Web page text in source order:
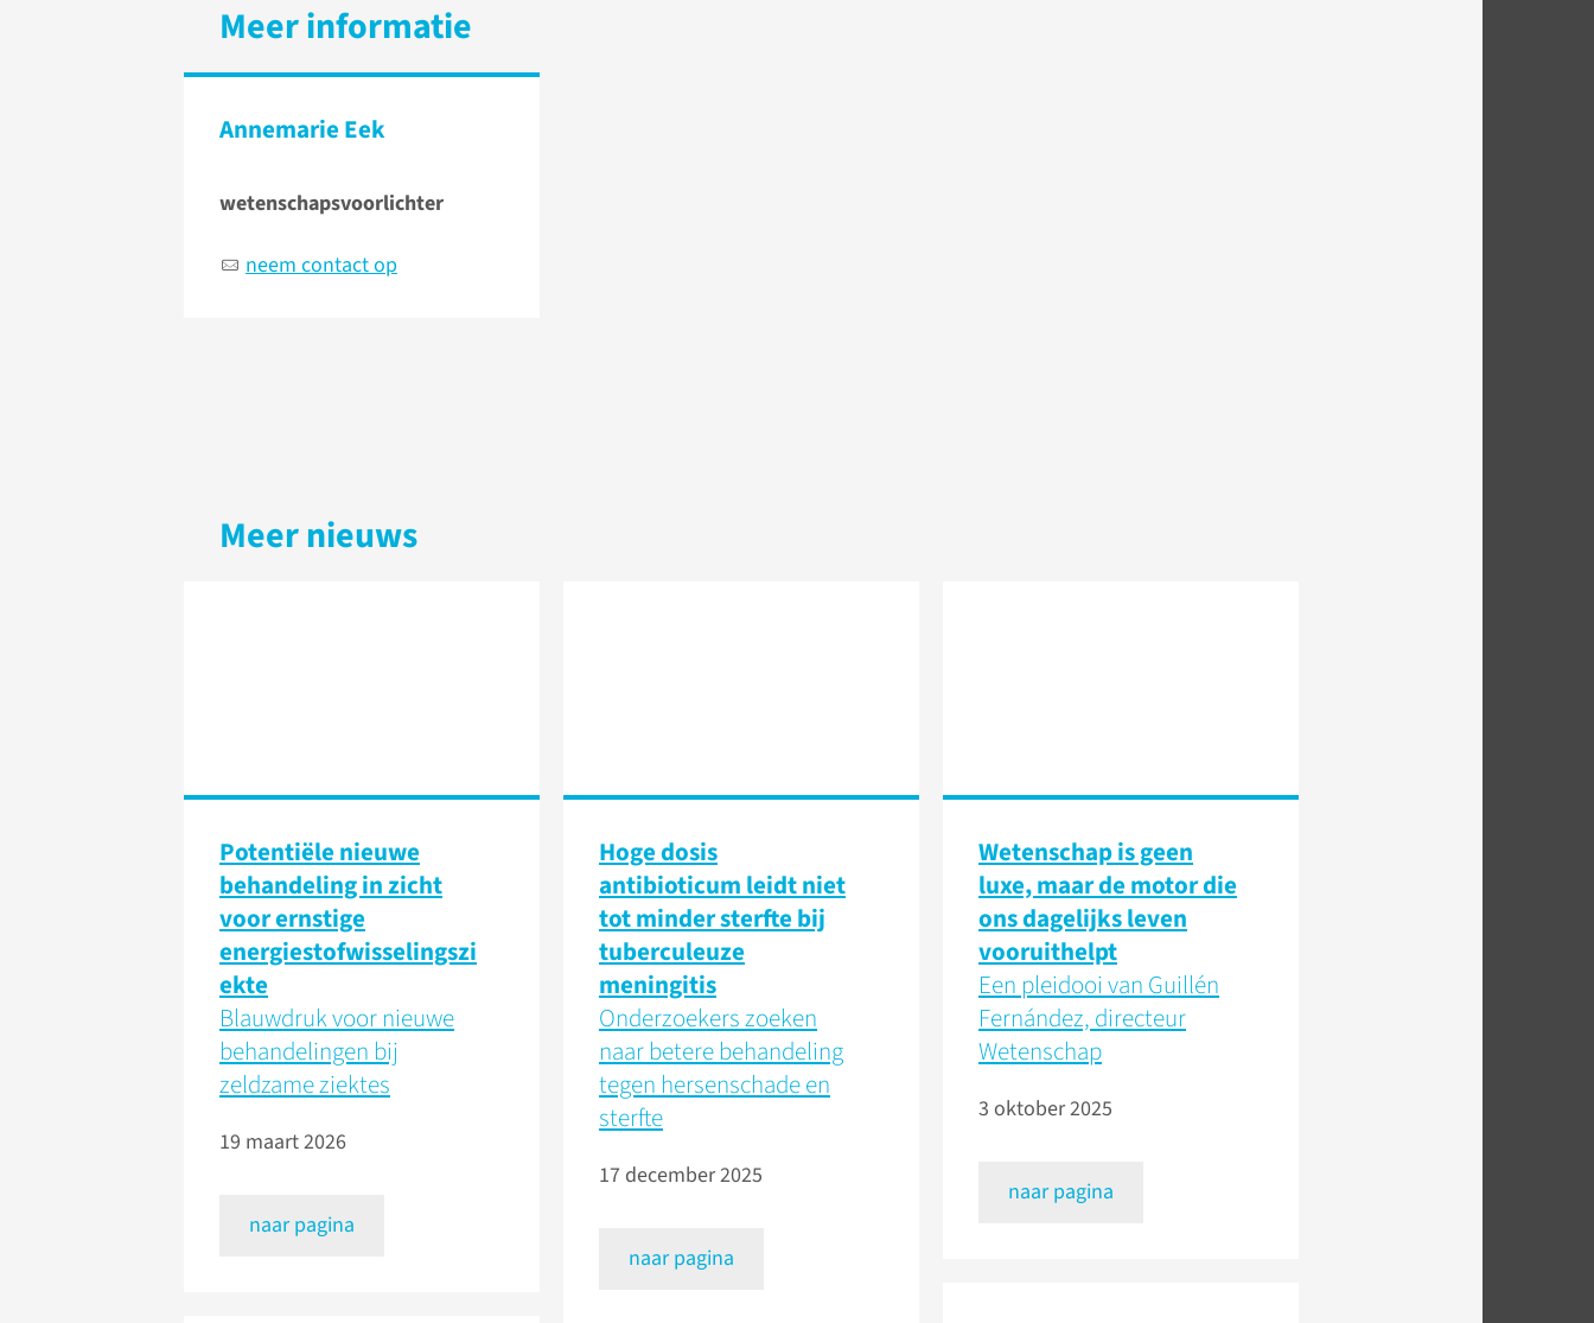
Meer informatie
Annemarie Eek
wetenschapsvoorlichter
neem contact op
Meer nieuws
Potentiële nieuwe
behandeling in zicht
voor ernstige
energiestofwisselingszi
ekte
Blauwdruk voor nieuwe
behandelingen bij
zeldzame ziektes
19 maart 2026
naar pagina
Hoge dosis
antibioticum leidt niet
tot minder sterfte bij
tuberculeuze
meningitis
Onderzoekers zoeken
naar betere behandeling
tegen hersenschade en
sterfte
17 december 2025
naar pagina
Wetenschap is geen
luxe, maar de motor die
ons dagelijks leven
vooruithelpt
Een pleidooi van Guillén
Fernández, directeur
Wetenschap
3 oktober 2025
naar pagina